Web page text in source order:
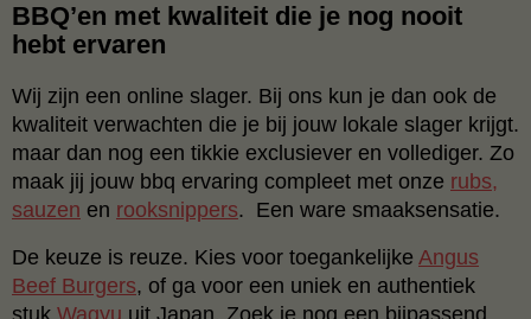
BBQ’en met kwaliteit die je nog nooit
hebt ervaren
Wij zijn een online slager. Bij ons kun je dan ook de
kwaliteit verwachten die je bij jouw lokale slager krijgt.
maar dan nog een tikkie exclusiever en vollediger. Zo
maak jij jouw bbq ervaring compleet met onze rubs,
sauzen en rooksnippers. Een ware smaaksensatie.
De keuze is reuze. Kies voor toegankelijke Angus
Beef Burgers, of ga voor een uniek en authentiek
stuk Wagyu uit Japan. Zoek je nog een bijpassend